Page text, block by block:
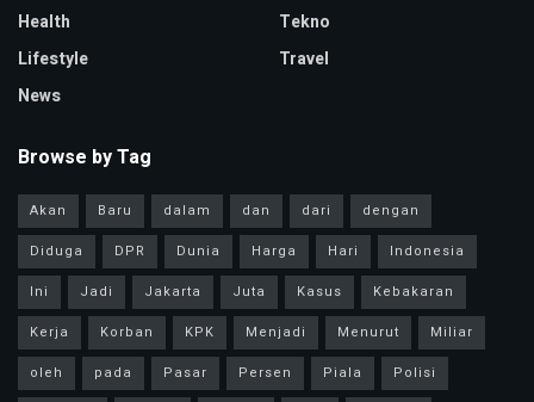
Health
Lifestyle
News
Tekno
Travel
Browse by Tag
Akan Baru dalam dan dari
dengan
Diduga
DPR Dunia Harga Hari
Indonesia
Ini
Jadi Jakarta Juta Kasus
Kebakaran
Kerja
Korban KPK Menjadi Menurut
Miliar
oleh
pada Pasar Persen Piala
Polisi